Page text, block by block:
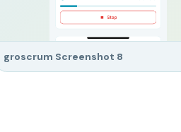
groscrum Screenshot 8